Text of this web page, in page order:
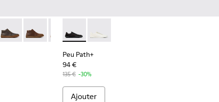
en daim bordeaux Pour homme.
013 012
- K300467-009
Peu Terreno - K300467-008
Peu Terreno - K300467-007 - Bottines en nubuck
Peu Terreno - K300467-006
Peu Terreno - K300467-005
Peu Path+ - K101100-002 - Baskets en cuir
Peu Path+ - K101100-001
Peu Path+
94 €
135 € -30%
Ajouter